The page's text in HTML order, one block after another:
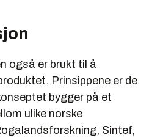
også er brukt til å
Prinsippene er de
bygger på et
ulike norske
Sintef,